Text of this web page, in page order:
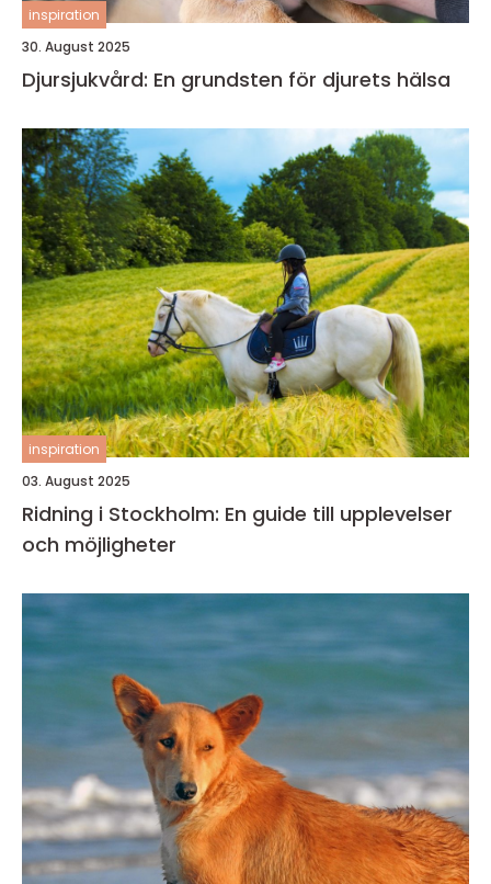
inspiration
30. August 2025
Djursjukvård: En grundsten för djurets hälsa
inspiration
03. August 2025
Ridning i Stockholm: En guide till upplevelser
och möjligheter